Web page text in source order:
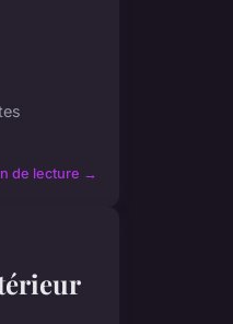
de lecture →